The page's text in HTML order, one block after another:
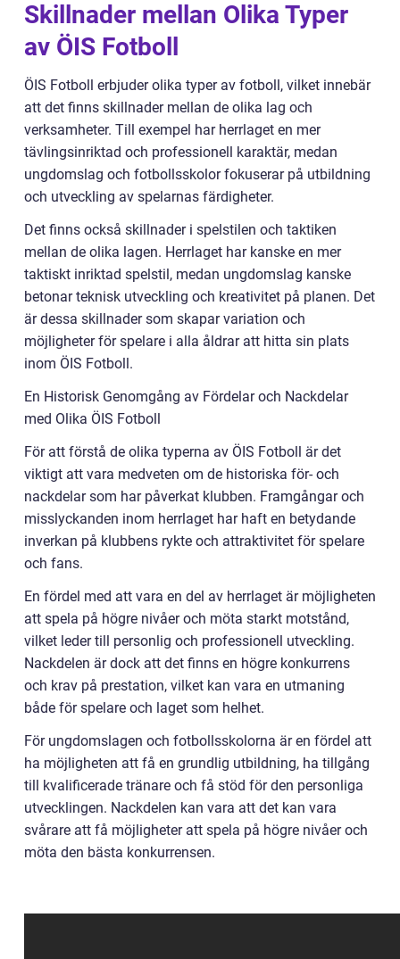
Skillnader mellan Olika Typer
av ÖIS Fotboll
ÖIS Fotboll erbjuder olika typer av fotboll, vilket innebär
att det finns skillnader mellan de olika lag och
verksamheter. Till exempel har herrlaget en mer
tävlingsinriktad och professionell karaktär, medan
ungdomslag och fotbollsskolor fokuserar på utbildning
och utveckling av spelarnas färdigheter.
Det finns också skillnader i spelstilen och taktiken
mellan de olika lagen. Herrlaget har kanske en mer
taktiskt inriktad spelstil, medan ungdomslag kanske
betonar teknisk utveckling och kreativitet på planen. Det
är dessa skillnader som skapar variation och
möjligheter för spelare i alla åldrar att hitta sin plats
inom ÖIS Fotboll.
En Historisk Genomgång av Fördelar och Nackdelar
med Olika ÖIS Fotboll
För att förstå de olika typerna av ÖIS Fotboll är det
viktigt att vara medveten om de historiska för- och
nackdelar som har påverkat klubben. Framgångar och
misslyckanden inom herrlaget har haft en betydande
inverkan på klubbens rykte och attraktivitet för spelare
och fans.
En fördel med att vara en del av herrlaget är möjligheten
att spela på högre nivåer och möta starkt motstånd,
vilket leder till personlig och professionell utveckling.
Nackdelen är dock att det finns en högre konkurrens
och krav på prestation, vilket kan vara en utmaning
både för spelare och laget som helhet.
För ungdomslagen och fotbollsskolorna är en fördel att
ha möjligheten att få en grundlig utbildning, ha tillgång
till kvalificerade tränare och få stöd för den personliga
utvecklingen. Nackdelen kan vara att det kan vara
svårare att få möjligheter att spela på högre nivåer och
möta den bästa konkurrensen.